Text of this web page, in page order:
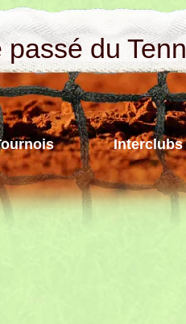
du
Interclubs